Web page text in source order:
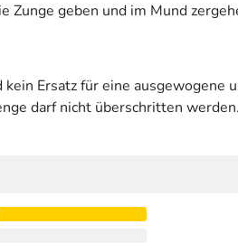
Zunge geben und im Mund
Ersatz für eine ausgewogene
darf nicht überschritten werden.